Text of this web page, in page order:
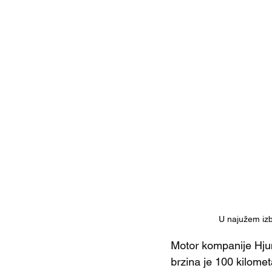
U najužem
Motor kompanije
brzina je 100